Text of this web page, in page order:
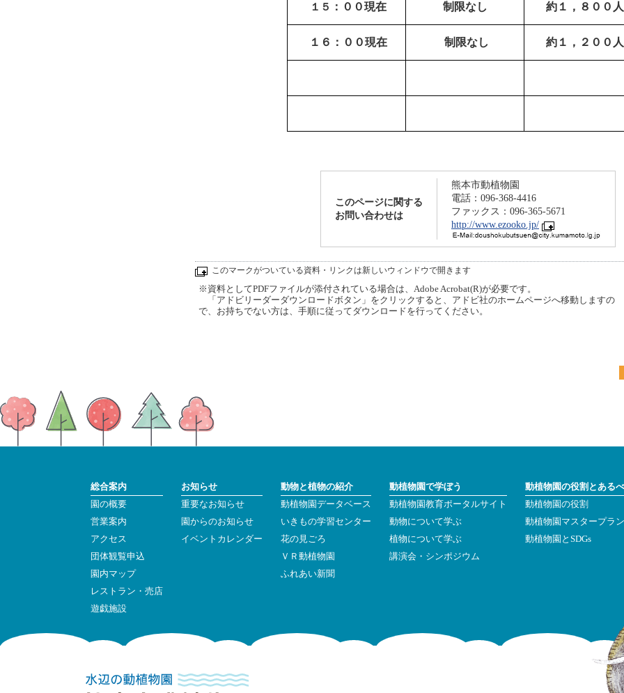
１５ ：００現在 制限なし 約１，８００ 人
１６ ：００現在 制限なし 約１，２００ 人
このページに関する
お問い合わせは
熊本市動植物園
電話：096-368-4416
ファックス：096-365-5671
http://www.ezooko.jp/
このマークがついている資料・リンクは新しいウィンドウで開きます
※資料としてPDFファイルが添付されている場合は、Adobe Acrobat(R)が必要です。
「アドビリーダーダウンロードボタン」をクリックすると、アドビ社のホームページへ移動しますの
で、お持ちでない方は、手順に従ってダウンロードを行ってください。
総合案内
園の概要
営業案内
アクセス
団体観覧申込
園内マップ
レストラン・売店
遊戯施設
お知らせ
重要なお知らせ
園からのお知らせ
イベントカレンダー
動物と植物の紹介
動植物園データベース
いきもの学習センター
花の見ごろ
ＶＲ動植物園
ふれあい新聞
動植物園で学ぼう
動植物園教育ポータルサイト
動物について学ぶ
植物について学ぶ
講演会・シンポジウム
動植物園の役割とある
動植物園の役割
動植物園マスタープラン
動植物園とSDGs